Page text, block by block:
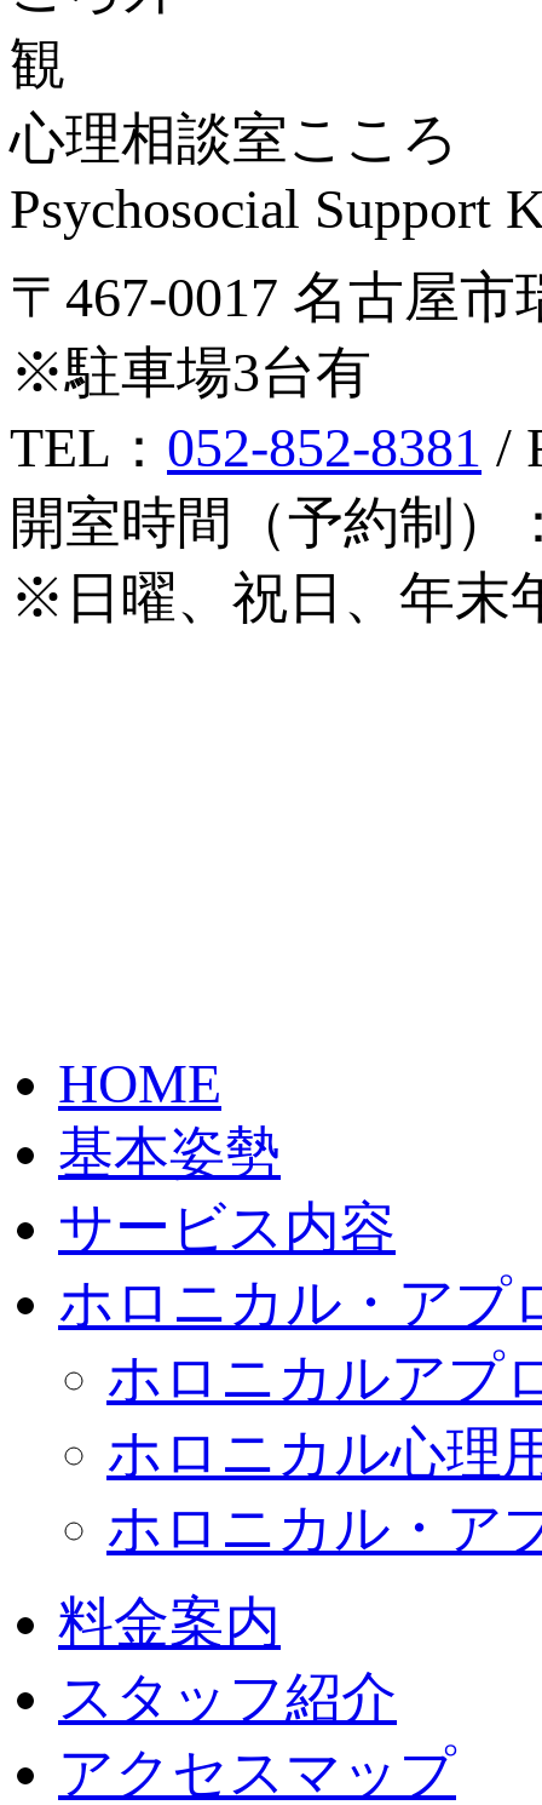
心理相談室こころ
Psychosocial Support
〒467-0017 名古屋
※駐車場3台有
TEL： 052-852-8381 /
開室時間（予約制
※日曜、祝日、年末
HOME
基本姿勢
サービス内容
ホロニカル・アプ
ホロニカルアプ
ホロニカル心理
ホロニカル・ア
料金案内
スタッフ紹介
アクセスマップ